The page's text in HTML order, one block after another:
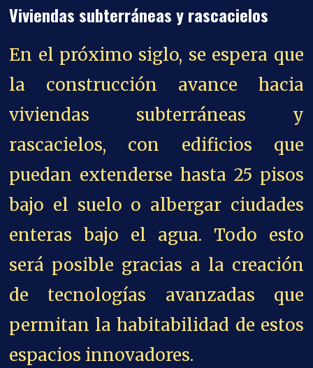
Viviendas subterráneas y rascacielos
En el próximo siglo, se espera que
la construcción avance hacia
viviendas subterráneas y
rascacielos, con edificios que
puedan extenderse hasta 25 pisos
bajo el suelo o albergar ciudades
enteras bajo el agua. Todo esto
será posible gracias a la creación
de tecnologías avanzadas que
permitan la habitabilidad de estos
espacios innovadores.